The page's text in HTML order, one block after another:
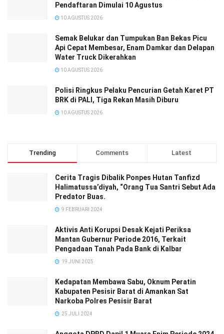
Pendaftaran Dimulai 10 Agustus
10 AGUSTUS 2026
Semak Belukar dan Tumpukan Ban Bekas Picu
Api Cepat Membesar, Enam Damkar dan Delapan
Water Truck Dikerahkan
10 AGUSTUS 2026
Polisi Ringkus Pelaku Pencurian Getah Karet PT
BRK di PALI, Tiga Rekan Masih Diburu
10 AGUSTUS 2026
Trending Comments Latest
Cerita Tragis Dibalik Ponpes Hutan Tanfizd
Halimatussa’diyah, “Orang Tua Santri Sebut Ada
Predator Buas.
9 FEBRUARI 2024
Aktivis Anti Korupsi Desak Kejati Periksa
Mantan Gubernur Periode 2016, Terkait
Pengadaan Tanah Pada Bank di Kalbar
19 JUNI 2025
Kedapatan Membawa Sabu, Oknum Peratin
Kabupaten Pesisir Barat di Amankan Sat
Narkoba Polres Pesisir Barat
25 JULI 2024